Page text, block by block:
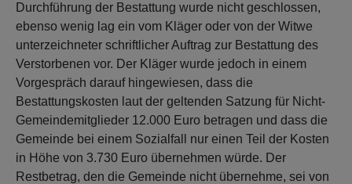
Durchführung der Bestattung wurde nicht geschlossen,
ebenso wenig lag ein vom Kläger oder von der Witwe
unterzeichneter schriftlicher Auftrag zur Bestattung des
Verstorbenen vor. Der Kläger wurde jedoch in einem
Vorgespräch darauf hingewiesen, dass die
Bestattungskosten laut der geltenden Satzung für Nicht-
Gemeindemitglieder 12.000 Euro betragen und dass die
Gemeinde bei einem Sozialfall nur einen Teil der Kosten
in Höhe von 3.730 Euro übernehmen würde. Der
Restbetrag, den die Gemeinde nicht übernehme, sei von